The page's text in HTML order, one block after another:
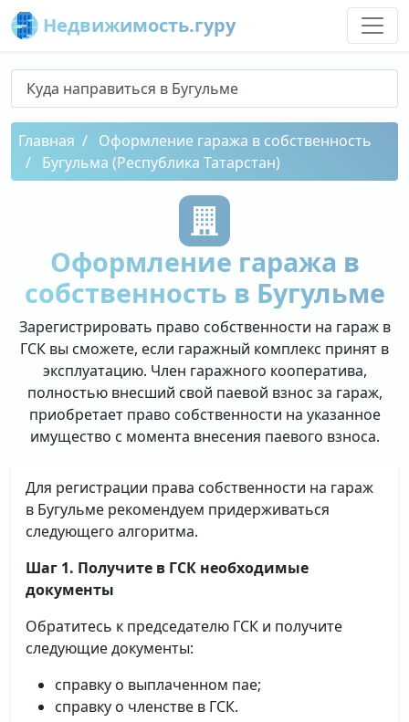
Недвижимость.гуру
Куда направиться в Бугульме
Главная
Оформление гаража в собственность
Бугульма (Республика Татарстан)
Оформление гаража в
собственность в Бугульме
Зарегистрировать право собственности на гараж в
ГСК вы сможете, если гаражный комплекс принят в
эксплуатацию. Член гаражного кооператива,
полностью внесший свой паевой взнос за гараж,
приобретает право собственности на указанное
имущество с момента внесения паевого взноса.
Для регистрации права собственности на гараж
в Бугульме рекомендуем придерживаться
следующего алгоритма.
Шаг 1. Получите в ГСК необходимые
документы
Обратитесь к председателю ГСК и получите
следующие документы:
справку о выплаченном пае;
справку о членстве в ГСК.